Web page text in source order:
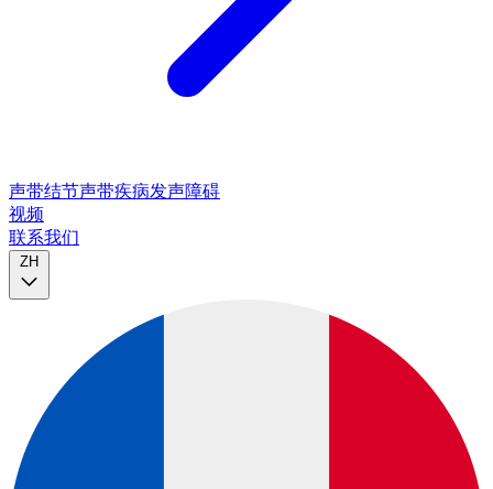
声带结节声带疾病发声障碍
视频
联系我们